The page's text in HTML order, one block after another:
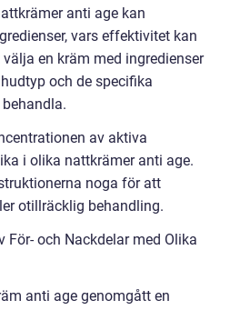
anti age kan
vars effektivitet kan
en kräm med ingredienser
och de specifika
av aktiva
i olika nattkrämer anti age.
noga för att
otillräcklig behandling.
För- och Nackdelar med Olika
anti age genomgått en